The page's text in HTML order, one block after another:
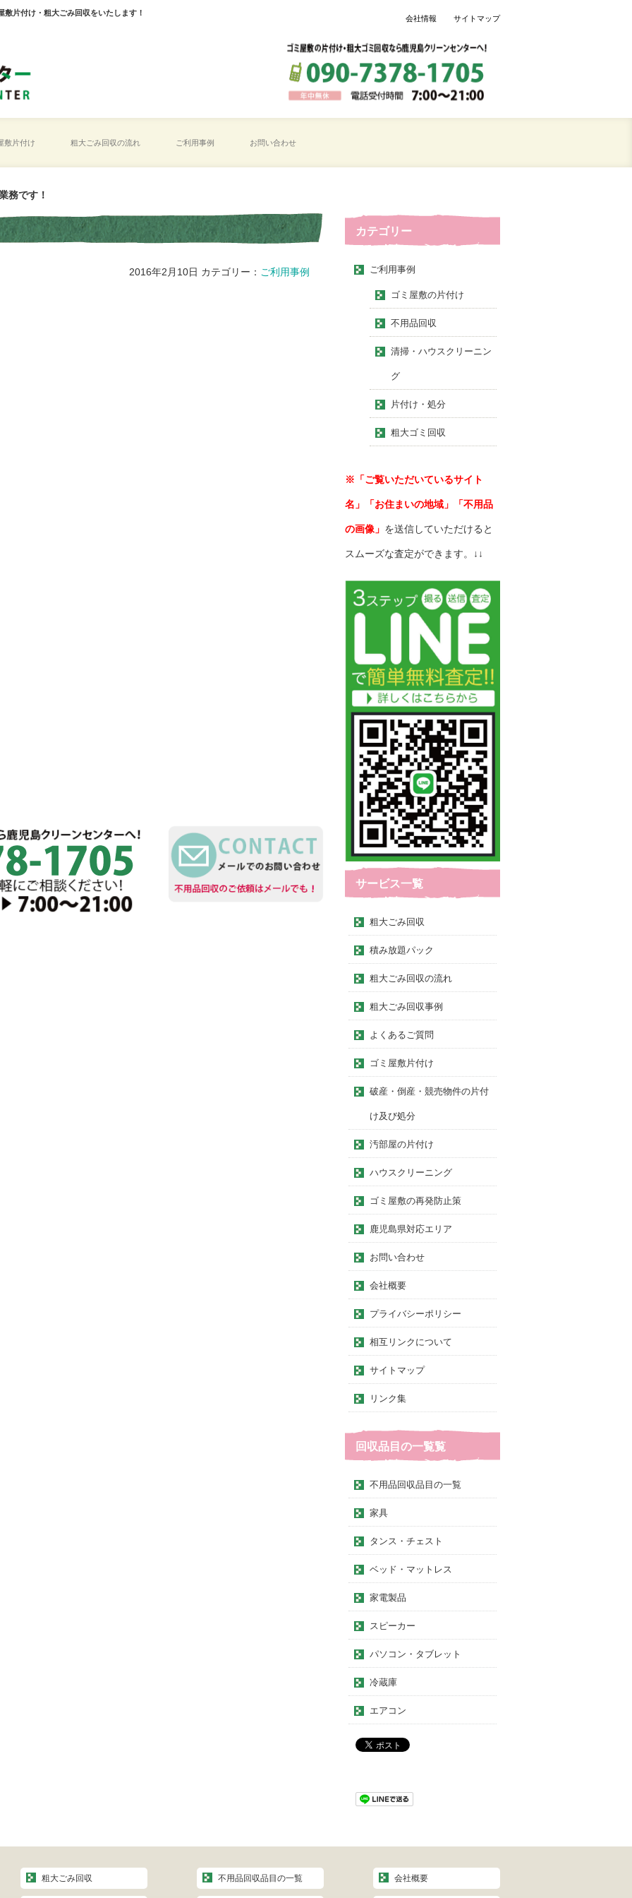
片付け・粗大ごみ回収をいたします！
会社情報 サイトマップ
敷片付け 粗大ごみ回収の流れ ご利用事例 お問い合わせ
務です！
2016年2月10日 カテゴリー： ご利用事例
カテゴリー
ご利用事例
ゴミ屋敷の片付け
不用品回収
清掃・ハウスクリーニン
グ
片付け・処分
粗大ゴミ回収
※「ご覧いただいているサイト
名」「お住まいの地域」「不用品
の画像」 を送信していただけると
スムーズな査定ができます。↓↓
サービス一覧
粗大ごみ回収
積み放題パック
粗大ごみ回収の流れ
粗大ごみ回収事例
よくあるご質問
ゴミ屋敷片付け
破産・倒産・競売物件の片付
け及び処分
汚部屋の片付け
ハウスクリーニング
ゴミ屋敷の再発防止策
鹿児島県対応エリア
お問い合わせ
会社概要
プライバシーポリシー
相互リンクについて
サイトマップ
リンク集
回収品目の一覧覧
不用品回収品目の一覧
家具
タンス・チェスト
ベッド・マットレス
家電製品
スピーカー
パソコン・タブレット
冷蔵庫
エアコン
粗大ごみ回収 不用品回収品目の一覧 会社概要